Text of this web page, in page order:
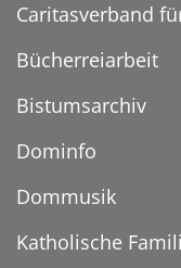
Caritasverband
Bücherreiarbeit
Bistumsarchiv
Dominfo
Dommusik
Katholische